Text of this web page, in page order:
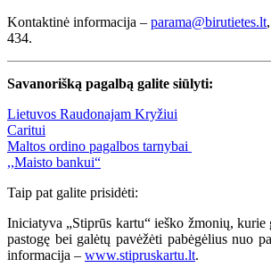
Kontaktinė informacija – parama@birutietes.lt
434.
Savanorišką pagalbą galite siūlyti:
Lietuvos Raudonajam Kryžiui
Caritui
Maltos ordino pagalbos tarnybai
,,Maisto bankui“
Taip pat galite prisidėti:
Iniciatyva „Stiprūs kartu“ ieško žmonių, kurie
pastogę bei galėtų pavėžėti pabėgėlius nuo
informacija – www.stipruskartu.lt.